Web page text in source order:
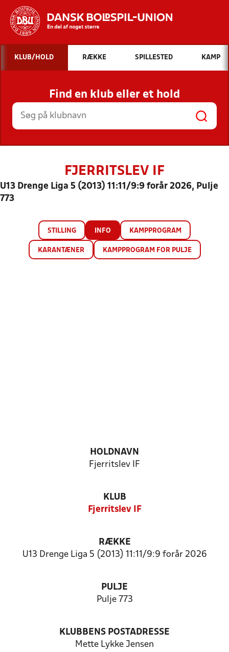
Hvad vil du søge efter?
INDHOLD OG NYHEDER
STILLINGER, RESULTATER, KLUBBER OG
HOLD
KLUB/HOLD RÆKKE SPILLESTED KAMP
Find en klub eller et hold
FJERRITSLEV IF
U13 Drenge Liga 5 (2013) 11:11/9:9 forår 2026, Pulje
773
STILLING INFO KAMPPROGRAM
KARANTÆNER KAMPPROGRAM FOR PULJE
HOLDNAVN
Fjerritslev IF
KLUB
Fjerritslev IF
RÆKKE
U13 Drenge Liga 5 (2013) 11:11/9:9 forår 2026
PULJE
Pulje 773
KLUBBENS POSTADRESSE
Mette Lykke Jensen